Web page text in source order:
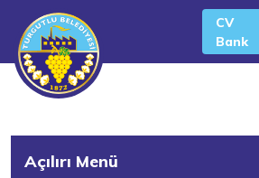
CV
Bank
Açılırı Menü